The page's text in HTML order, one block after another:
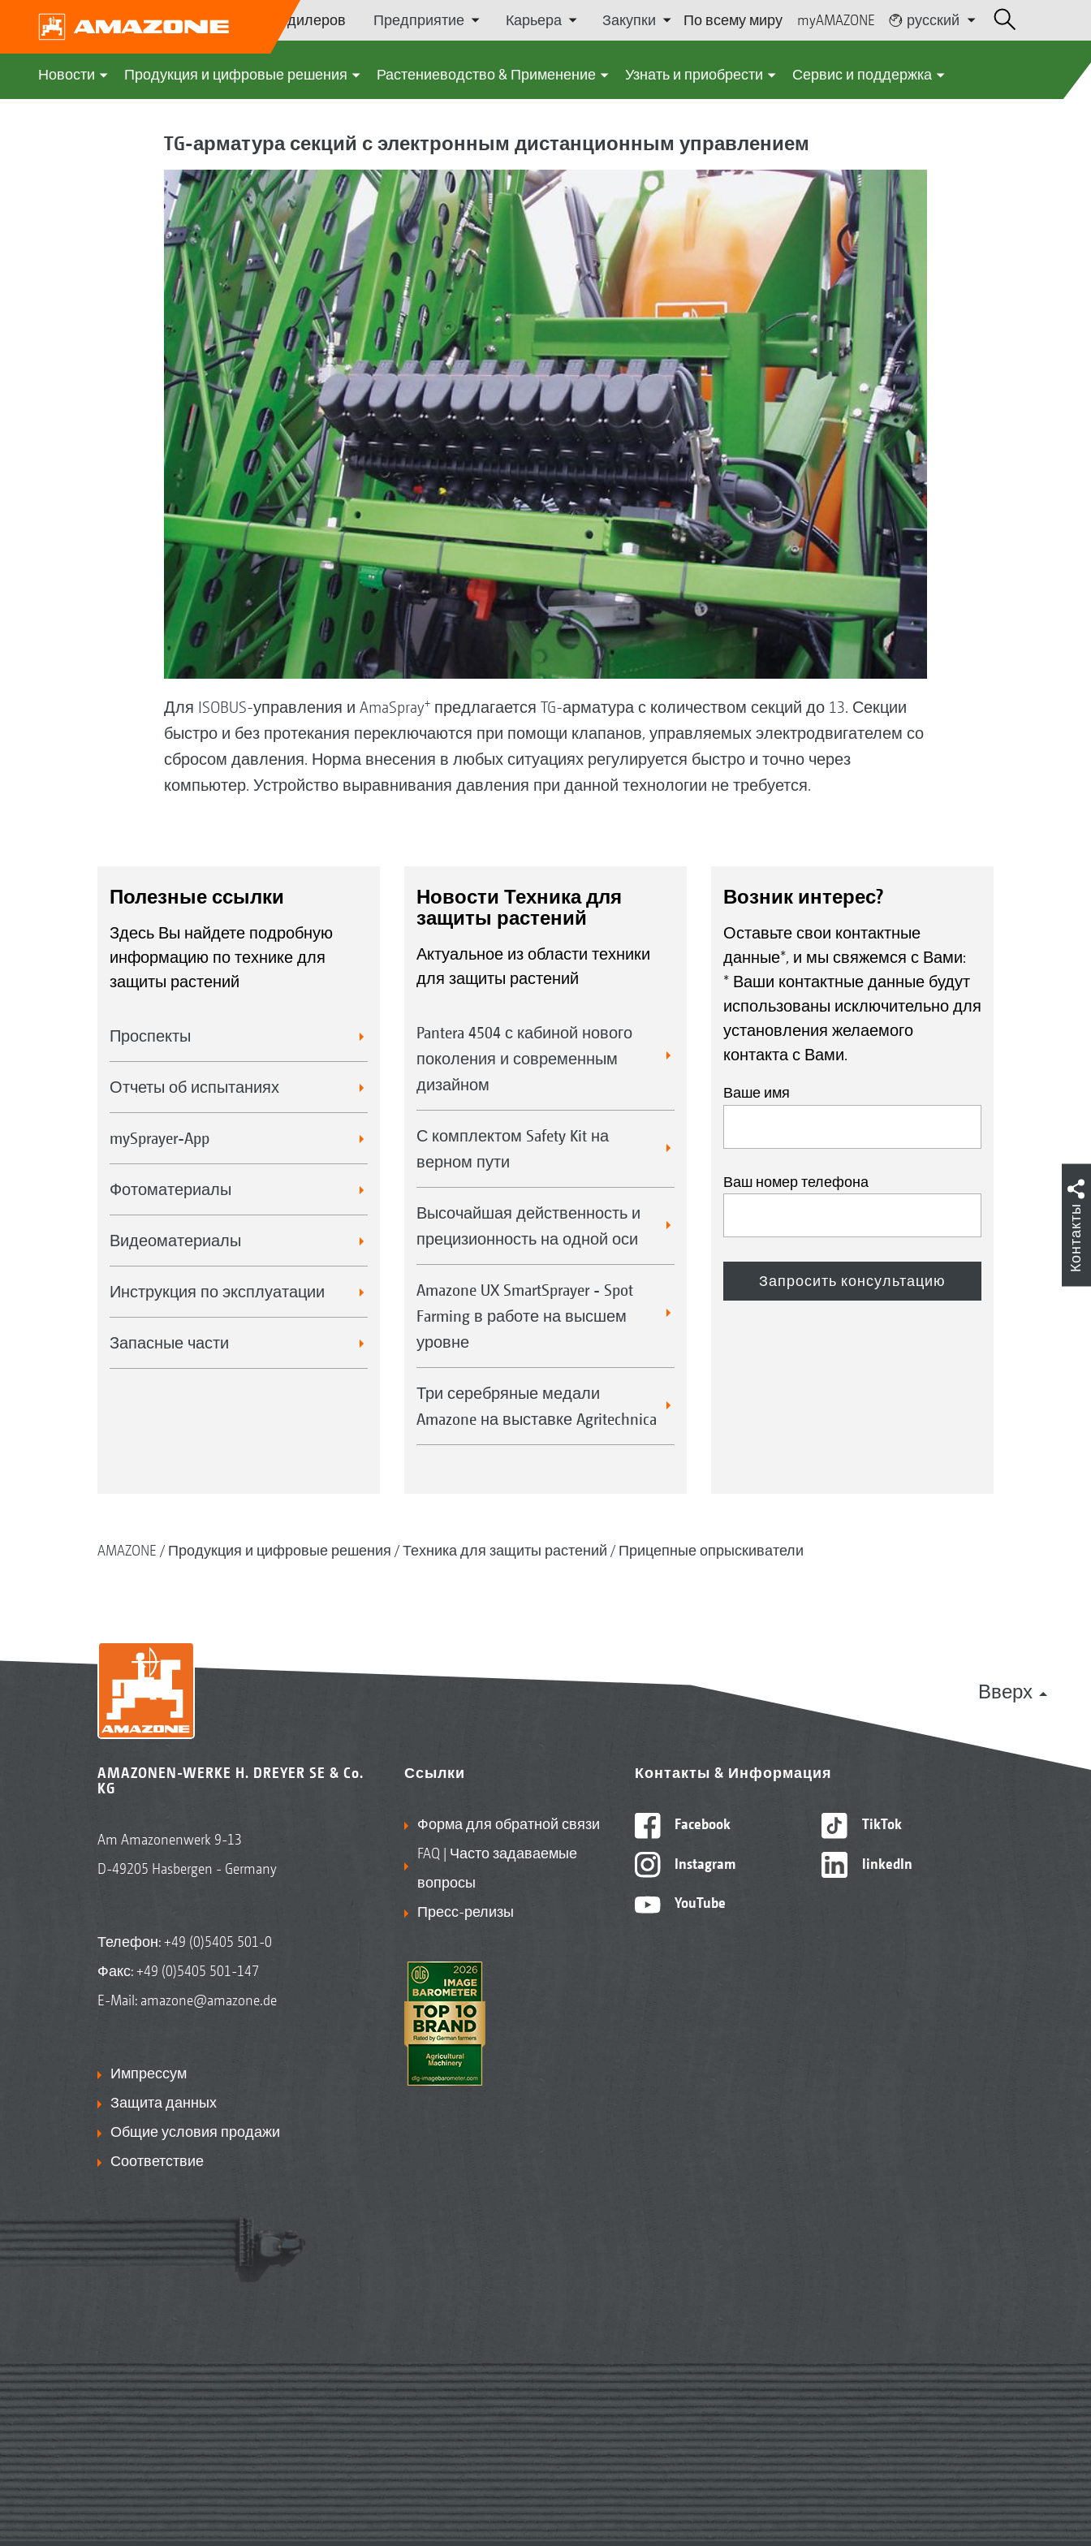
Поиск дилеров Предприятие Карьера Закупки По всему миру myAMAZONE русский
Новости Продукция и цифровые решения Растениеводство & Применение Узнать и приобрести Сервис и поддержка
TG-арматура секций с электронным дистанционным управлением
Для ISOBUS-управления и AmaSpray+предлагается TG-арматура с количеством секций до 13. Секции
быстро и без протекания переключаются при помощи клапанов, управляемых электродвигателем со
сбросом давления. Норма внесения в любых ситуациях регулируется быстро и точно через
компьютер. Устройство выравнивания давления при данной технологии не требуется.
Полезные ссылки
Здесь Вы найдете подробную
информацию по технике для
защиты растений
Проспекты
Отчеты об испытаниях
mySprayer-App
Фотоматериалы
Видеоматериалы
Инструкция по эксплуатации
Запасные части
Новости Техника для
защиты растений
Актуальное из области техники
для защиты растений
Pantera 4504 с кабиной нового
поколения и современным
дизайном
С комплектом Safety Kit на
верном пути
Высочайшая действенность и
прецизионность на одной оси
Amazone UX SmartSprayer - Spot
Farming в работе на высшем
уровне
Три серебряные медали
Amazone на выставке Agritechnica
Возник интерес?
Оставьте свои контактные
данные*, и мы свяжемся с Вами:
* Ваши контактные данные будут
использованы исключительно для
установления желаемого
контакта с Вами.
Ваше имя
Ваш номер телефона
AMAZONE Продукция и цифровые решения Техника для защиты растений Прицепные опрыскиватели
Вверх
AMAZONEN-WERKE H. DREYER SE & Co.
KG
Am Amazonenwerk 9-13
D-49205 Hasbergen - Germany
Телефон:+49 (0)5405 501-0
Факс: +49 (0)5405 501-147
E-Mail: amazone@amazone.de
Импрессум
Защита данных
Общие условия продажи
Соответствие
Ссылки
Форма для обратной связи
FAQ | Часто задаваемые
вопросы
Пресс-релизы
Контакты & Информация
Facebook
Instagram
YouTube
TikTok
linkedIn
Контакты